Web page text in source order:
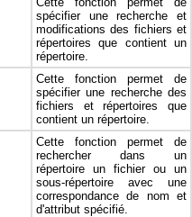
spécifier une recherche et
modifications des fichiers et
répertoires que contient un
répertoire.
Cette fonction permet de
spécifier une recherche des
fichiers et répertoires que
contient un répertoire.
Cette fonction permet de
rechercher dans un
répertoire un fichier ou un
sous-répertoire avec une
correspondance de nom et
d'attribut spécifié.